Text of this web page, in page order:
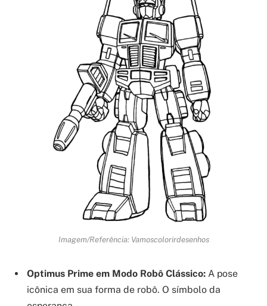
Imagem/Referência: Vamoscolorirdesenhos
Optimus Prime em Modo Robô Clássico: A pose
icônica em sua forma de robô. O símbolo da